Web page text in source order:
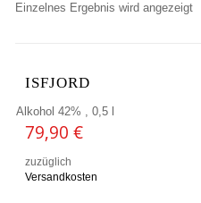
Einzelnes Ergebnis wird angezeigt
ISFJORD
Alkohol 42% , 0,5 l
79,90 €
zuzüglich
Versandkosten